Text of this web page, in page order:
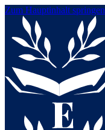
Zum Hauptinhalt springen